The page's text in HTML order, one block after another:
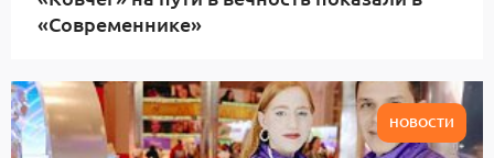
«Современнике»
НОВОСТИ